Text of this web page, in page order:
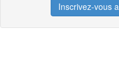
Inscrivez-vous